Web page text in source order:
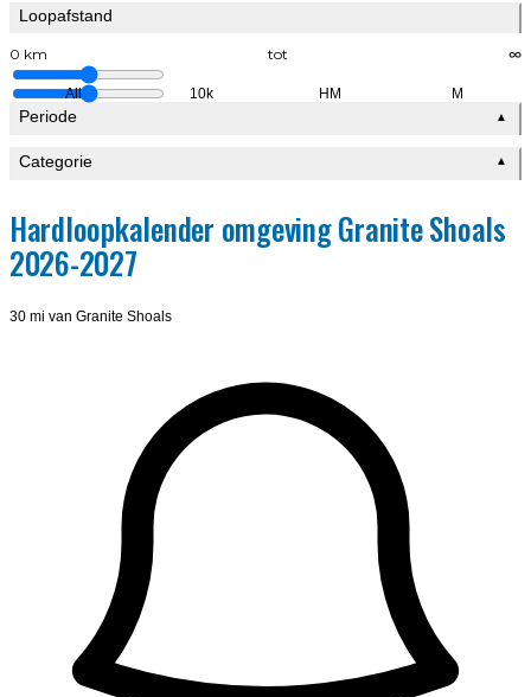
Loopafstand
0 km tot ∞
All 10k HM M
Periode ▲
Categorie ▲
Hardloopkalender omgeving Granite Shoals
2026-2027
30 mi van Granite Shoals